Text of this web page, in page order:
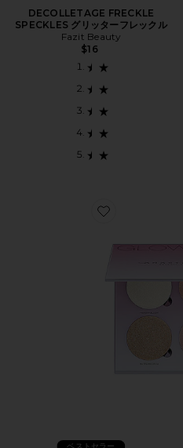
DECOLLETAGE FRECKLE
SPECKLES グリッターフレックル
Fazit Beauty
$16
Favorite GLOW